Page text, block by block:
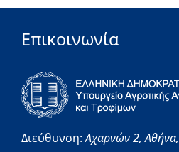
Επικοινωνία
Διεύθυνση:Αχαρνών 2,Αθήνα,